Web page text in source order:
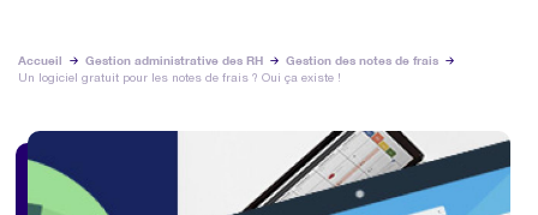
Accueil Gestion administrative des RH
Gestion des notes de frais
Un logiciel gratuit pour les notes de frais ? Oui ça existe !